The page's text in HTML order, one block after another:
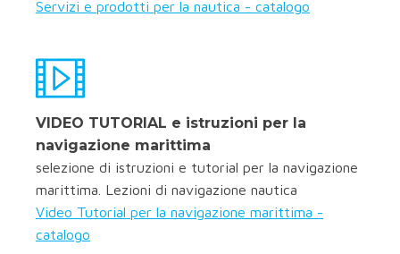
Servizi e prodotti per la nautica - catalogo
VIDEO TUTORIAL e istruzioni per la
navigazione marittima
selezione di istruzioni e tutorial per la navigazione
marittima. Lezioni di navigazione nautica
Video Tutorial per la navigazione marittima -
catalogo